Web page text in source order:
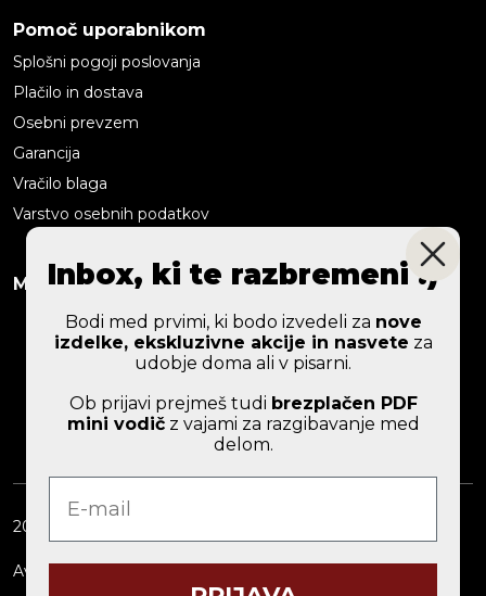
Pomoč uporabnikom
Splošni pogoji poslovanja
Plačilo in dostava
Osebni prevzem
Garancija
Vračilo blaga
Varstvo osebnih podatkov
Možna plačila
2026 © ERGOLES d. o. o.
Avtorji:
Inbox, ki te razbremeni :)
Bodi med prvimi, ki bodo izvedeli za nove
izdelke, ekskluzivne akcije in nasvete za
udobje doma ali v pisarni.
Ob prijavi prejmeš tudi brezplačen PDF
mini vodičz vajami za razgibavanje med
delom.